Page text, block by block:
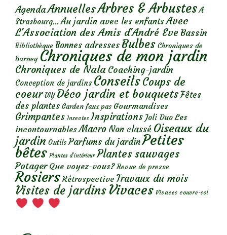
AgendaAnnuellesArbres & Arbustes A
Strasbourg... Au jardin avec les enfantsAvec
L'Association des Amis d'André Eve Bassin
Bibliothèque Bonnes adresses Bulbes Chroniques de
Barney Chroniques de mon jardin
Chroniques de Nala Coaching-jardin
Conception de jardins ConseilsCoups de
coeur DIY Déco jardin et bouquetsFêtes
des plantes Garden faux pas Gourmandises
Grimpantes Insectes Inspirations Joli Duo Les
incontournables Macro Non classé Oiseaux du
jardin Outils Parfums du jardinPetites
bêtes Plantes d’intérieur Plantes sauvages
Potager Que voyez-vous? Revue de presse
Rosiers Rétrospective Travaux du mois
Visites de jardins Vivaces Vivaces couvre-sol